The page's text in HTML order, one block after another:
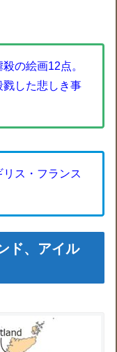
の絵画12点。
戮した悲しき事
リス・フランス
ド、アイル